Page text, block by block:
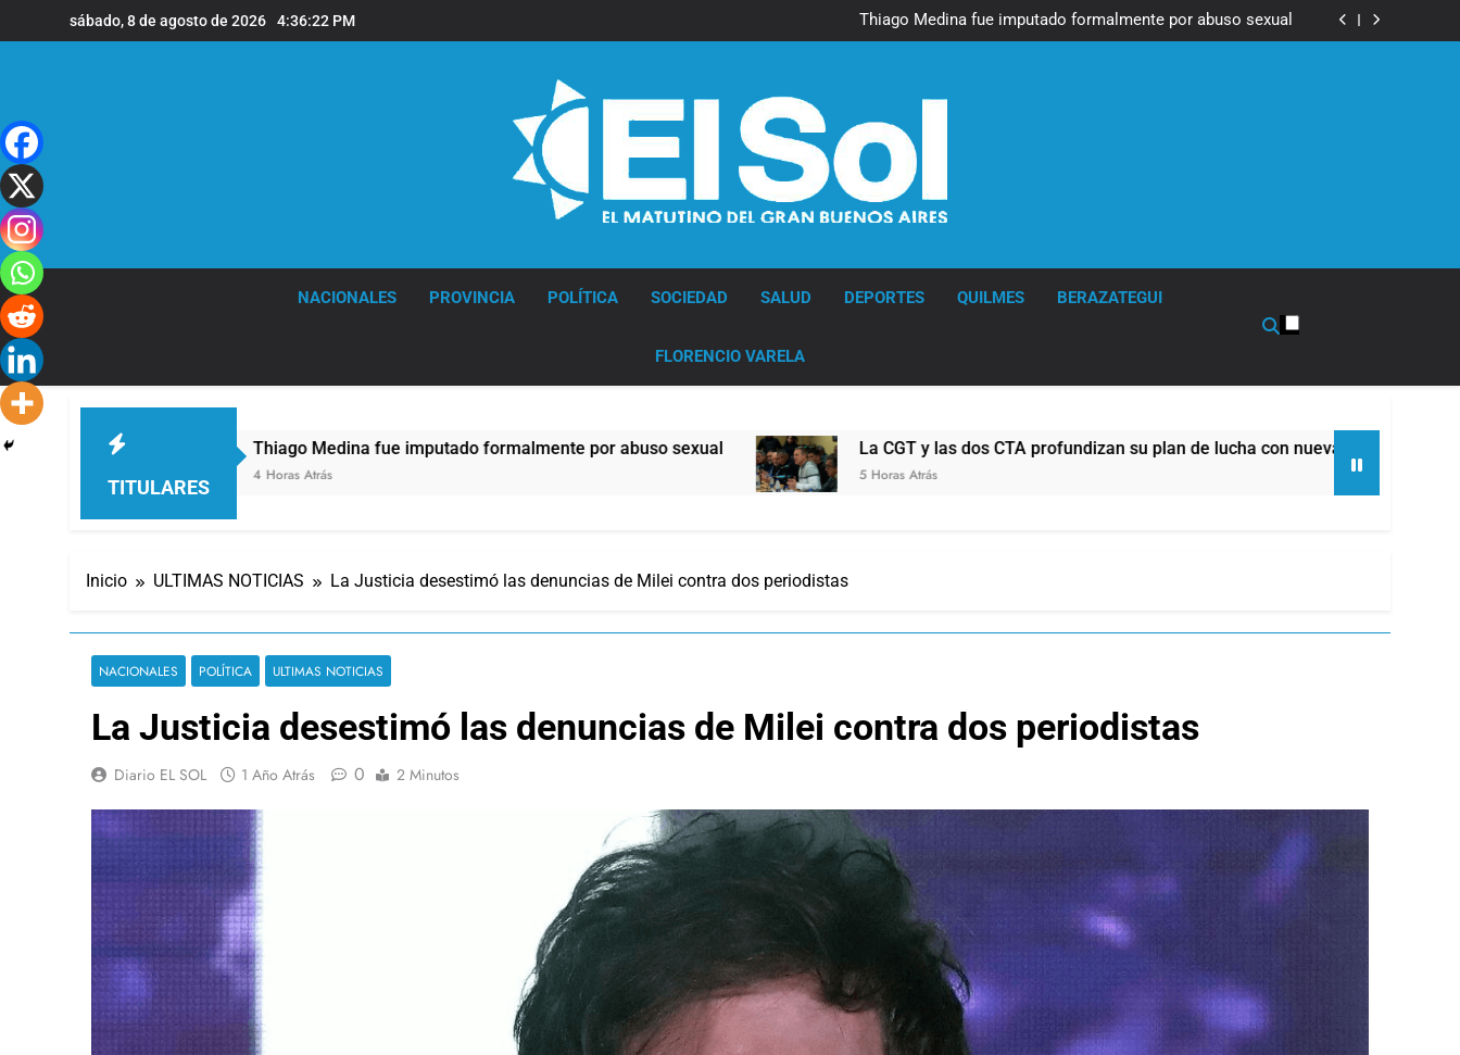
al
sábado, 8 de agosto de 2026 4:36:24 PM
Thiago Medina fue imputado formalmente por abuso sexual
La CGT y las dos CTA profundizan su plan de lucha con nuevas marchas
La CGT y las dos CTA profundizan su plan de lucha con nuevas marchas
NACIONALES PROVINCIA POLÍTICA SOCIEDAD SALUD DEPORTES QUILMES BERAZATEGUI
FLORENCIO VARELA
TITULARES
Thiago Medina fue imputado formalmente por abuso sexual La CGT y las dos CTA profundizan su plan de lucha con nuevas marchas contra el Gobierno
5 Horas Atrás
Inicio ULTIMAS NOTICIAS La Justicia desestimó las denuncias de Milei contra dos periodistas
NACIONALES POLÍTICA ULTIMAS NOTICIAS
La Justicia desestimó las denuncias de Milei contra dos periodistas
Diario EL SOL 1 Año Atrás 0 2 Minutos